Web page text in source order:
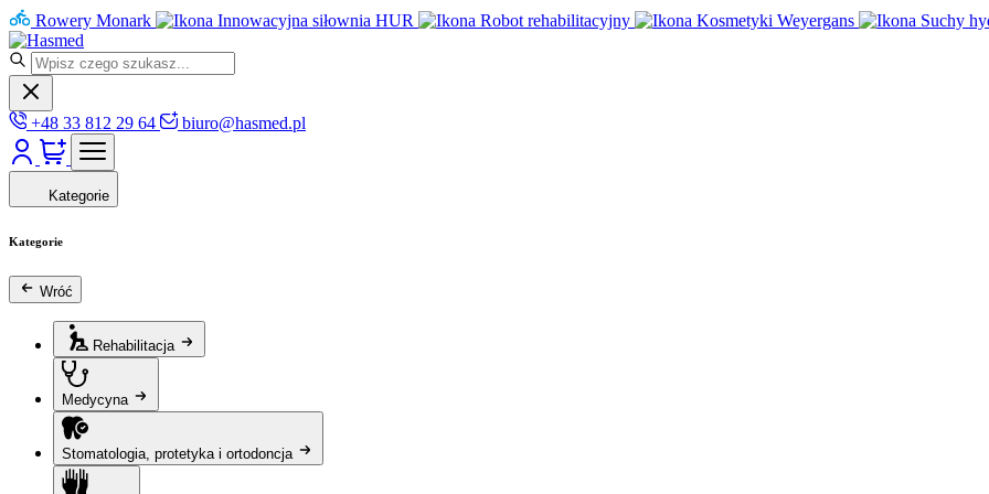
Rowery Monark Innowacyjna siłownia HUR Robot rehabilitacyjny Kosmetyki Weyergans Suchy
+48 33 812 29 64 biuro@hasmed.pl
Kategorie
Kategorie
Wróć
Rehabilitacja
Medycyna
Stomatologia, protetyka i ortodoncja